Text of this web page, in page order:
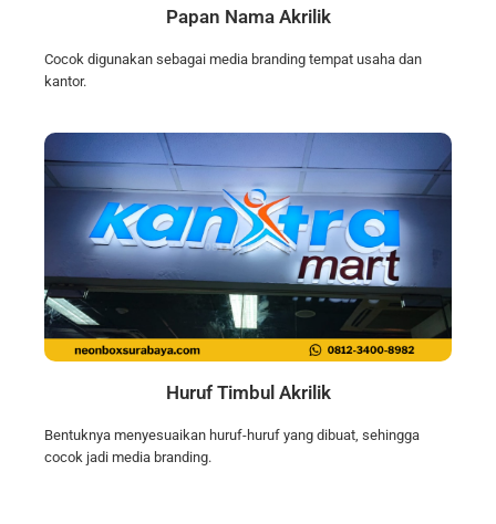
Papan Nama Akrilik
Cocok digunakan sebagai media branding tempat usaha dan
kantor.
Huruf Timbul Akrilik
Bentuknya menyesuaikan huruf-huruf yang dibuat, sehingga
cocok jadi media branding.